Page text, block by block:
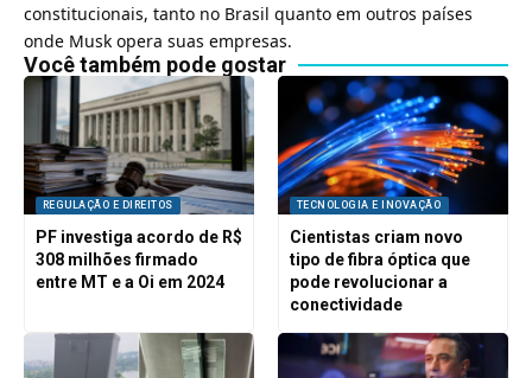
constitucionais, tanto no Brasil quanto em outros países
onde Musk opera suas empresas.
Você também pode gostar
REGULAÇÃO E DIREITOS
PF investiga acordo de R$
308 milhões firmado
entre MT e a Oi em 2024
TECNOLOGIA E INOVAÇÃO
Cientistas criam novo
tipo de fibra óptica que
pode revolucionar a
conectividade